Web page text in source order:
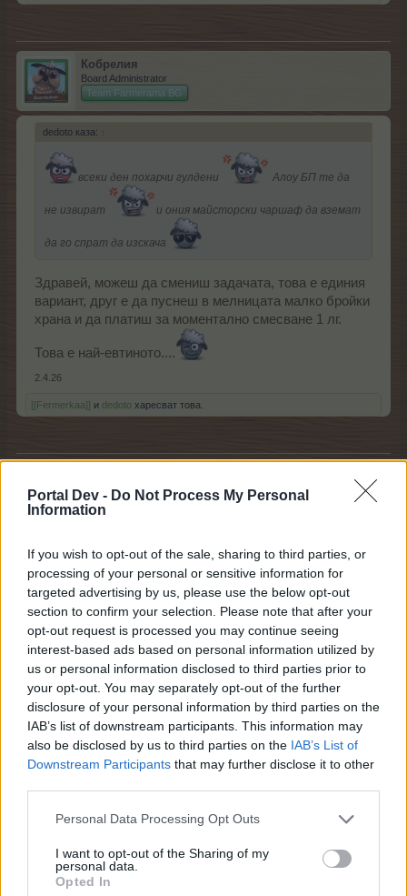
Portal Dev - Do Not Process My Personal
Information
If you wish to opt-out of the sale, sharing to third parties, or
processing of your personal or sensitive information for
targeted advertising by us, please use the below opt-out
section to confirm your selection. Please note that after your
opt-out request is processed you may continue seeing
interest-based ads based on personal information utilized by
us or personal information disclosed to third parties prior to
your opt-out. You may separately opt-out of the further
disclosure of your personal information by third parties on the
IAB’s list of downstream participants. This information may
also be disclosed by us to third parties on the IAB’s List of
Downstream Participants that may further disclose it to other
Personal Data Processing Opt Outs
I want to opt-out of the Sharing of my
personal data.
Opted In
Кобрелия
Board Administrator
Team Farmerama BG
dedoto каза: ↑
всеки ден похарчи гулдени Алоу БП те да
не извират и ония майсторски чаршаф да вземат
да го спрат да изскача
Здравей, можеш да смениш задачата, това е единия
вариант, друг е да пуснеш в мелницата малко бройки
храна и да платиш за моментално смесване 1 лг.
Това е най-евтиното....
2.4.26
[[Fermerkaa]] и dedoto харесват това.
Старши болярин
всеки ден похарчи гулдени
Алоу БП те да
не извират
Сменях няколко пъти задачите с харченето на ЛГ,
пък после започнах да купувам от магазина 1
специална тор на Мими за 1 ЛГ.
2.4.26
[[Fermerkaa]],Кобрелия, milena7004и още 1 човекхаресват това.
mimi123123456
Имам задача - Събери 46 шишарки от алпийка